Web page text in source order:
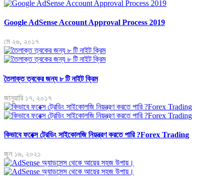
Google AdSense Account Approval Process 2019
মে ২৬, ২০১৭
তৈলাক্ত ত্বকের জন্য ৮ টি নাইট ক্রিম
জানুয়ারি ১৭, ২০১৭
কিভাবে ফরেক্স ট্রেডিং সাইকোলজি নিয়ন্ত্রণ করতে পারি ?Forex Trading
জুন ১৬, ২০২১